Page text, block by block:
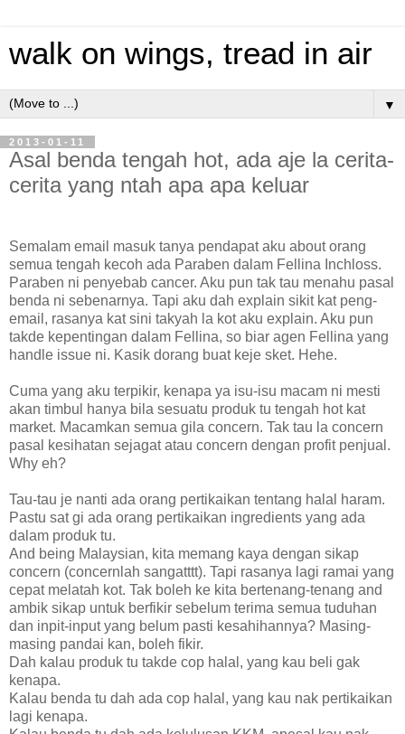
walk on wings, tread in air
▼
2013-01-11
Asal benda tengah hot, ada aje la cerita-
cerita yang ntah apa apa keluar
Semalam email masuk tanya pendapat aku about orang
semua tengah kecoh ada Paraben dalam Fellina Inchloss.
Paraben ni penyebab cancer. Aku pun tak tau menahu pasal
benda ni sebenarnya. Tapi aku dah explain sikit kat peng-
email, rasanya kat sini takyah la kot aku explain. Aku pun
takde kepentingan dalam Fellina, so biar agen Fellina yang
handle issue ni. Kasik dorang buat keje sket. Hehe.
Cuma yang aku terpikir, kenapa ya isu-isu macam ni mesti
akan timbul hanya bila sesuatu produk tu tengah hot kat
market. Macamkan semua gila concern. Tak tau la concern
pasal kesihatan sejagat atau concern dengan profit penjual.
Why eh?
Tau-tau je nanti ada orang pertikaikan tentang halal haram.
Pastu sat gi ada orang pertikaikan ingredients yang ada
dalam produk tu.
And being Malaysian, kita memang kaya dengan sikap
concern (concernlah sangatttt). Tapi rasanya lagi ramai yang
cepat melatah kot. Tak boleh ke kita bertenang-tenang and
ambik sikap untuk berfikir sebelum terima semua tuduhan
dan inpit-input yang belum pasti kesahihannya? Masing-
masing pandai kan, boleh fikir.
Dah kalau produk tu takde cop halal, yang kau beli gak
kenapa.
Kalau benda tu dah ada cop halal, yang kau nak pertikaikan
lagi kenapa.